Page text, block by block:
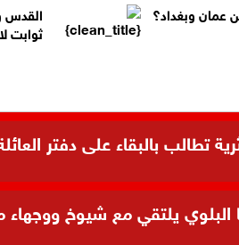
عمان وبغداد؟
القدس
ثوابت
تطالب بالبقاء على دفتر
يلتقي مع شيوخ ووجهاء